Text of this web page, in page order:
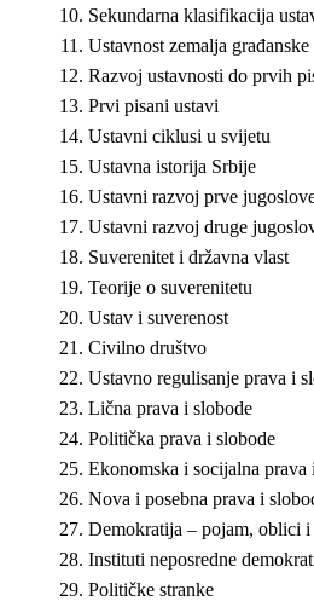
Sekundarna klasifikacija
Ustavnost zemalja
Razvoj ustavnosti do prvih
Prvi pisani ustavi
Ustavni ciklusi u svijetu
Ustavna istorija Srbije
Ustavni razvoj prve
Ustavni razvoj druge
Suverenitet i državna vlast
Teorije o suverenitetu
Ustav i suverenost
Civilno društvo
Ustavno regulisanje prava i
Lična prava i slobode
Politička prava i slobode
Ekonomska i socijalna prava
Nova i posebna prava i
Demokratija – pojam, oblici i
Instituti neposredne
Političke stranke